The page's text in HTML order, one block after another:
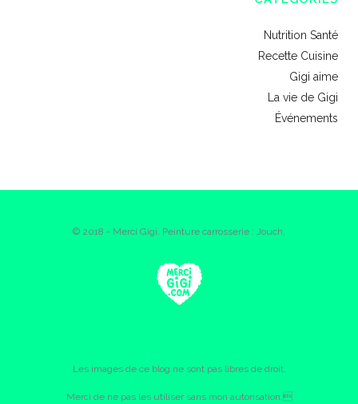
Nutrition Santé
Recette Cuisine
Gigi aime
La vie de Gigi
Événements
© 2018 - Merci Gigi. Peinture carrosserie : Jouch.
Les images de ce blog ne sont pas libres de droit.
Merci de ne pas les utiliser sans mon autorisation.